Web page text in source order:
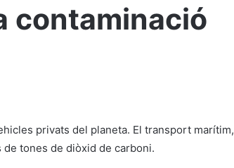
contaminació
privats del planeta. El transport marítim,
tones de diòxid de carboni.